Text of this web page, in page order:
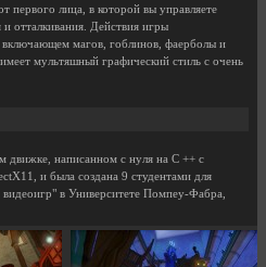
первого лица, в которой вы управляете
отталкивания. Действия игры
включающем магов, гоблинов, фаерболы и
мультяшный графический стиль с очень
движке, написанном с нуля на C ++ с
и была создана 9 студентами для
в Университете Помпеу-Фабра,